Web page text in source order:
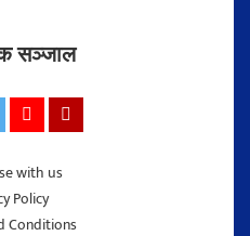
सञ्जाल
with us
Policy
Conditions